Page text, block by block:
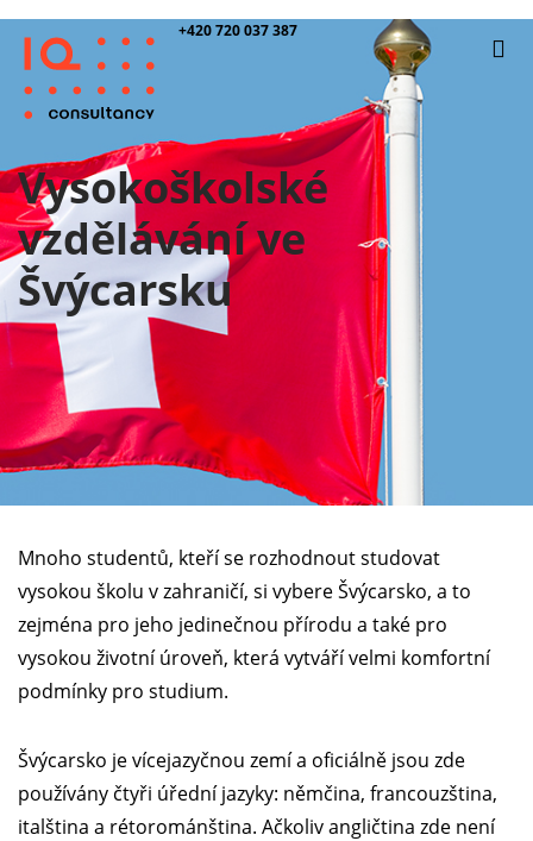
+420 720 037 387
Vysokoškolské
vzdělávání ve
Švýcarsku
Mnoho studentů, kteří se rozhodnout studovat
vysokou školu v zahraničí, si vybere Švýcarsko, a to
zejména pro jeho jedinečnou přírodu a také pro
vysokou životní úroveň, která vytváří velmi komfortní
podmínky pro studium.
Švýcarsko je vícejazyčnou zemí a oficiálně jsou zde
používány čtyři úřední jazyky: němčina, francouzština,
italština a rétorománština. Ačkoliv angličtina zde není